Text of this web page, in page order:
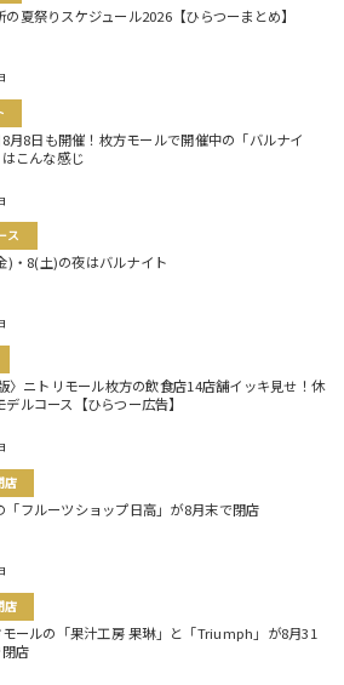
の夏祭りスケジュール2026【ひらつーまとめ】
月8日も開催！枚方モールで開催中の「バルナイ
はこんな感じ
ス
)・8(土)の夜はバルナイト
〉ニトリモール枚方の飲食店14店舗イッキ見せ！休
デルコース【ひらつー広告】
店
「フルーツショップ日高」が8月末で閉店
店
ールの「果汁工房 果琳」と「Triumph」が8月31
店